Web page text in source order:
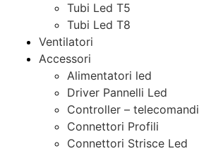
Tubi Led T5
Tubi Led T8
Ventilatori
Accessori
Alimentatori led
Driver Pannelli Led
Controller – telecomandi
Connettori Profili
Connettori Strisce Led